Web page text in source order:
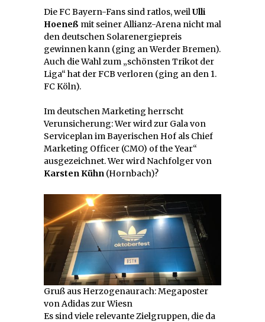
Die FC Bayern-Fans sind ratlos, weilUlli
Hoeneß mit seiner Allianz-Arena nicht mal
den deutschen Solarenergiepreis
gewinnen kann (ging an Werder Bremen).
Auch die Wahl zum „schönsten Trikot der
Liga“ hat der FCB verloren (ging an den 1.
FC Köln).
Im deutschen Marketing herrscht
Verunsicherung: Wer wird zur Gala von
Serviceplan im Bayerischen Hof als Chief
Marketing Officer (CMO) of the Year“
ausgezeichnet. Wer wird Nachfolger von
Karsten Kühn (Hornbach)?
Gruß aus Herzogenaurach: Megaposter
von Adidas zur Wiesn
Es sind viele relevante Zielgruppen, die da